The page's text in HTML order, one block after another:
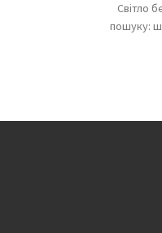
Світло
пошуку: